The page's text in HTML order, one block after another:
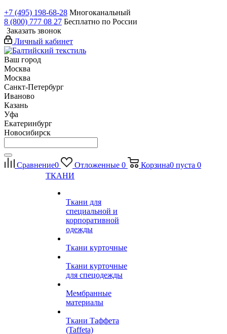
+7 (495) 198-68-28 Многоканальный
8 (800) 777 08 27 Бесплатно по России
Заказать звонок
Личный кабинет
Ваш город
Москва
Москва
Санкт-Петербург
Иваново
Казань
Уфа
Екатеринбург
Новосибирск
Сравнение0 Отложенные 0 Корзина0 пуста 0
ТКАНИ
Ткани для
специальной и
корпоративной
одежды
Ткани курточные
Ткани курточные
для спецодежды
Мембранные
материалы
Ткани Таффета
(Taffeta)